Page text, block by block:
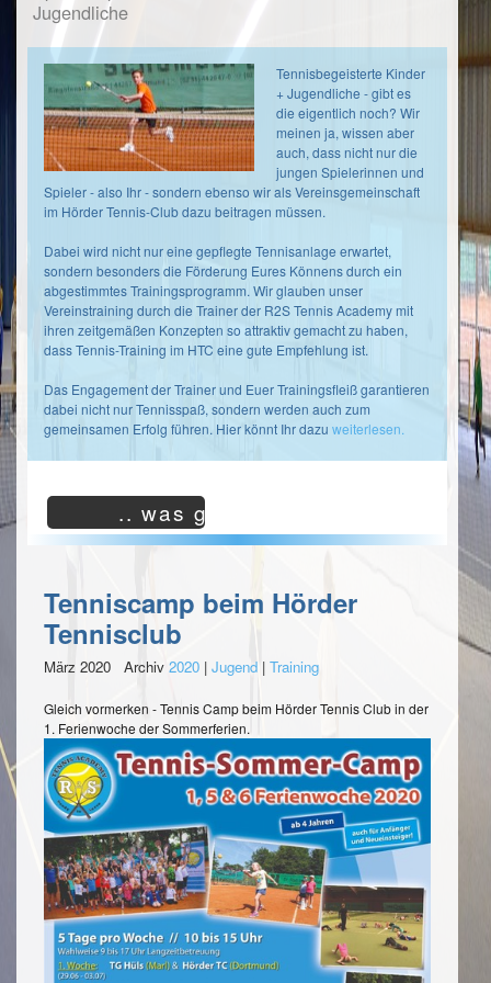
Jugendliche
Tennisbegeisterte Kinder
+ Jugendliche - gibt es
die eigentlich noch? Wir
meinen ja, wissen aber
auch, dass nicht nur die
jungen Spielerinnen und
Spieler - also Ihr - sondern ebenso wir als Vereinsgemeinschaft
im Hörder Tennis-Club dazu beitragen müssen.
Dabei wird nicht nur eine gepflegte Tennisanlage erwartet,
sondern besonders die Förderung Eures Könnens durch ein
abgestimmtes Trainingsprogramm. Wir glauben unser
Vereinstraining durch die Trainer der R2S Tennis Academy mit
ihren zeitgemäßen Konzepten so attraktiv gemacht zu haben,
dass Tennis-Training im HTC eine gute Empfehlung ist.
Das Engagement der Trainer und Euer Trainingsfleiß garantieren
dabei nicht nur Tennisspaß, sondern werden auch zum
gemeinsamen Erfolg führen. Hier könnt Ihr dazu weiterlesen.
.. was gibt es neues?
Tenniscamp beim Hörder
Tennisclub
März 2020 Archiv 2020 | Jugend | Training
Gleich vormerken - Tennis Camp beim Hörder Tennis Club in der
1. Ferienwoche der Sommerferien.
Seit
Jahren
betreue
die
U18
Jugendmannschaft
bei
ihren
Meisterschaftsspielen
stehe
einem
auch
Jugendmannschaft
Tat
Seite.
Sportwarts
Jugend
August
2015
übernommen
hoffe,
notwendigen
Impulse
geben
können,
Hörder
1
4er
Kreisliga
Jugend
Gruppe
297
Junioren
U12
4er
Kreisliga
Jugend
Gruppe
282
Junioren
U15
1
4er
Jugend
Junioren
U15
4er
Kreisliga
Jugend
Gruppe
262
Junioren
U18
Kreisklasse